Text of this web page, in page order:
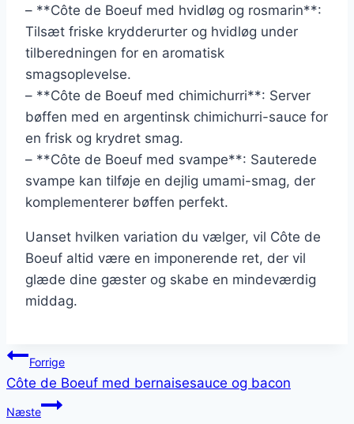
– **Côte de Boeuf med hvidløg og rosmarin**:
Tilsæt friske krydderurter og hvidløg under
tilberedningen for en aromatisk
smagsoplevelse.
– **Côte de Boeuf med chimichurri**: Server
bøffen med en argentinsk chimichurri-sauce for
en frisk og krydret smag.
– **Côte de Boeuf med svampe**: Sauterede
svampe kan tilføje en dejlig umami-smag, der
komplementerer bøffen perfekt.
Uanset hvilken variation du vælger, vil Côte de
Boeuf altid være en imponerende ret, der vil
glæde dine gæster og skabe en mindeværdig
middag.
Indlægsnavigation
Forrige
Côte de Boeuf med bernaisesauce og bacon
Næste